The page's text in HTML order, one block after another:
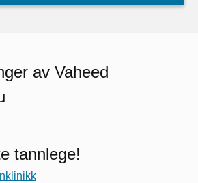
av Vaheed
tannlege!